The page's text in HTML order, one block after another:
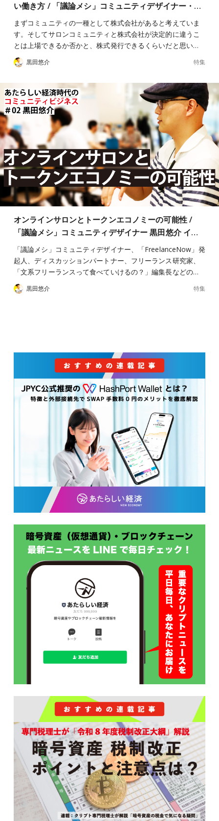
い働き方 / 「議論メシ」コミュニティデザイナー・…
まずコミュニティの一種として株式会社があると考えていま
す。そしてサロンコミュニティと株式会社が決定的に違うこ
とは上場できるか否かと、株式発行できるくらいだと思い…
黒田悠介 特集
オンラインサロンとトークンエコノミーの可能性 /
「議論メシ」コミュニティデザイナー 黒田悠介 イ…
「議論メシ」コミュニティデザイナー、「FreelanceNow」発
起人、ディスカッションパートナー、フリーランス研究家、
「文系フリーランスって食べていけるの？」編集長などの…
黒田悠介 特集